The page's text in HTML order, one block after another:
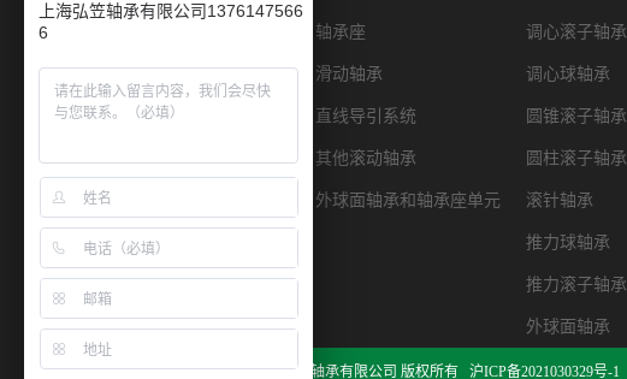
资料下载
售后服务
新闻资讯
联系我们
轴承座
滑动轴承
直线导引系统
其他滚动轴承
外球面轴承和轴承座单元
调心滚子轴承
调心球轴承
圆锥滚子轴承
圆柱滚子轴承
滚针轴承
推力球轴承
推力滚子轴承
外球面轴承
Copyright © 2002-2017 上海弘笠轴承有限公司 版权所有 沪ICP备2021030329号-1
上海弘笠轴承有限公司1376147566
6